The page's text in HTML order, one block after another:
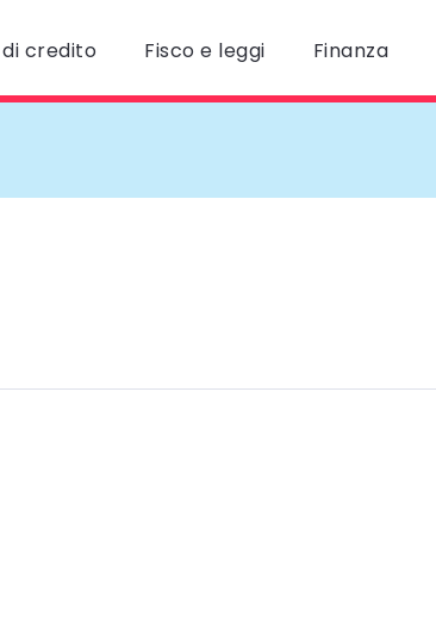
credito Fisco e leggi Finanza